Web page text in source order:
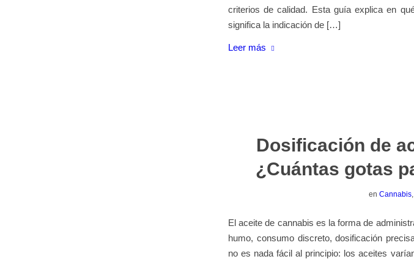
criterios de calidad. Esta guía explica en
significa la indicación de […]
Leer más
Dosificación de
¿Cuántas gotas
en Cannabis,
El aceite de cannabis es la forma de
humo, consumo discreto, dosificación
no es nada fácil al principio: los aceites